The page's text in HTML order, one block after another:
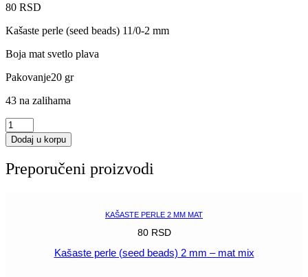
80 RSD
Kašaste perle (seed beads) 11/0-2 mm
Boja mat svetlo plava
Pakovanje20 gr
43 na zalihama
Kašaste
perle
(seed
11/0-
Dodaj u korpu
Preporučeni proizvodi
KAŠASTE PERLE 2 MM MAT
80 RSD
Kašaste perle (seed beads) 2 mm – mat mix